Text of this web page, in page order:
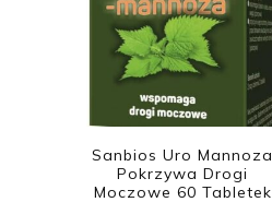
Sanbios Uro Mannoza
Pokrzywa Drogi
Moczowe 60 Tabletek